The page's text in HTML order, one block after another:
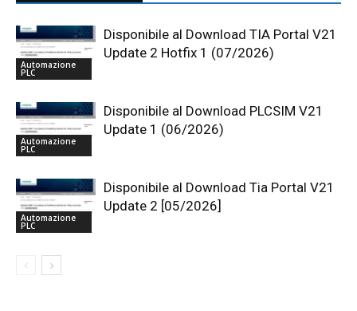
Automazione
PLC
Disponibile al Download TIA Portal V21
Update 2 Hotfix 1 (07/2026)
Automazione
PLC
Disponibile al Download PLCSIM V21
Update 1 (06/2026)
Automazione
PLC
Disponibile al Download Tia Portal V21
Update 2 [05/2026]